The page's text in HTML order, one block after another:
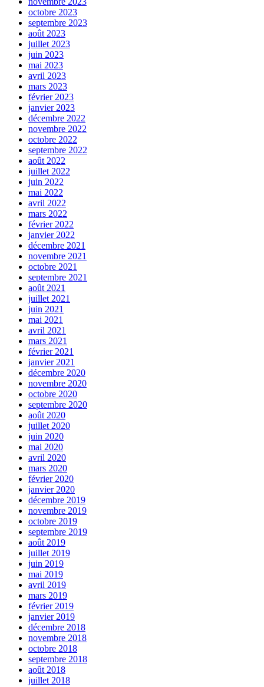
octobre 2023
septembre 2023
août 2023
juillet 2023
juin 2023
mai 2023
avril 2023
mars 2023
février 2023
janvier 2023
décembre 2022
novembre 2022
octobre 2022
septembre 2022
août 2022
juillet 2022
juin 2022
mai 2022
avril 2022
mars 2022
février 2022
janvier 2022
décembre 2021
novembre 2021
octobre 2021
septembre 2021
août 2021
juillet 2021
juin 2021
mai 2021
avril 2021
mars 2021
février 2021
janvier 2021
décembre 2020
novembre 2020
octobre 2020
septembre 2020
août 2020
juillet 2020
juin 2020
mai 2020
avril 2020
mars 2020
février 2020
janvier 2020
décembre 2019
novembre 2019
octobre 2019
septembre 2019
août 2019
juillet 2019
juin 2019
mai 2019
avril 2019
mars 2019
février 2019
janvier 2019
décembre 2018
novembre 2018
octobre 2018
septembre 2018
août 2018
juillet 2018